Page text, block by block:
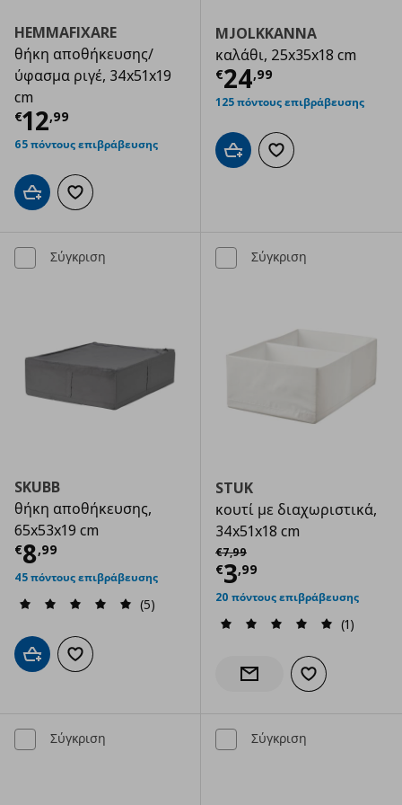
HEMMAFIXARE
θήκη αποθήκευσης/
ύφασμα ριγέ, 34x51x19
cm
€12,99
Τρέχουσα τιμή € 12,99
65 πόντους επιβράβευσης
Προσθήκη στο καλάθι
Προσθήκη στα αγαπημένα
MJOLKKANNA
καλάθι, 25x35x18 cm
€24,99
Τρέχουσα
125 πόντους επιβράβευσης
Προσθήκη στο καλάθι
Προσθήκη στα
Σύγκριση
SKUBB
θήκη αποθήκευσης,
65x53x19 cm
€8,99
Τρέχουσα τιμή € 8,99
45 πόντους επιβράβευσης
(5)
Προσθήκη στο καλάθι
Προσθήκη στα αγαπημένα
Σύγκριση
STUK
κουτί με διαχωριστικά,
34x51x18 cm
€7,99
Αρχική τιμή
€3,99
Τρέχουσα
20 πόντους επιβράβευσης
(1)
Ενημέρωση διαθεσιμότητας
Προσθήκη στα
Σύγκριση Σύγκριση